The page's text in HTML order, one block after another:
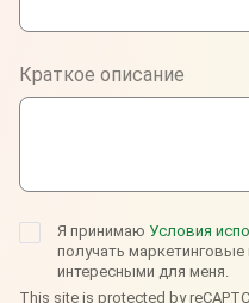
Viber
Telegram
Краткое описание
Я принимаю Условия
получать
интересными для меня.
This site is protected by